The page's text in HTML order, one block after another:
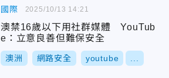
國際
澳禁16歲以下用社群媒體 YouTub
e：立意良善但難保安全
澳洲 網路安全 youtube
2025/10/13 14:21